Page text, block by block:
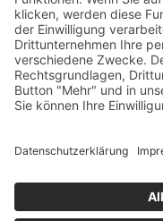
Fachthemen
Indoor-Living
Unternehmen
Ausstellung